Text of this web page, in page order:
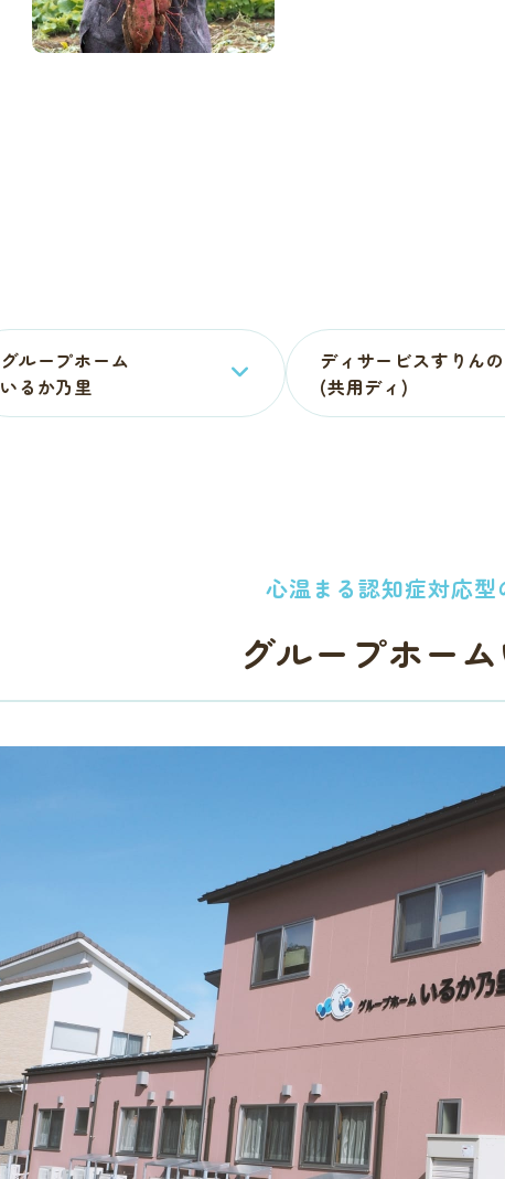
グループホーム
いるか乃里
ディサービスすりん
(共用ディ)
心温まる認知症対応
グループホー